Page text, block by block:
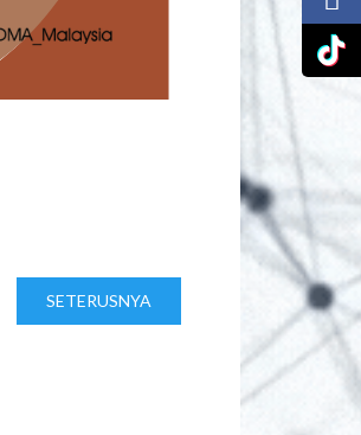
SETERUSNYA